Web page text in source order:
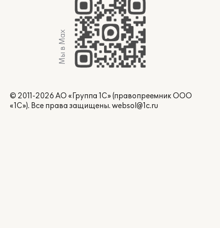
Мы в Max
© 2011-2026 АО «Группа 1С» (правопреемник ООО
«1С»). Все права защищены. websol@1c.ru